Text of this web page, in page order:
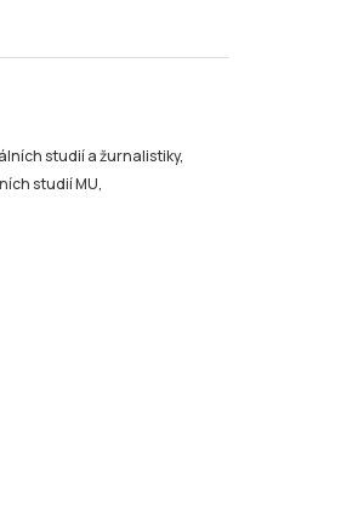
studií a žurnalistiky,
studií MU,